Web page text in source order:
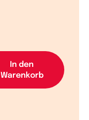
In den
Warenkorb